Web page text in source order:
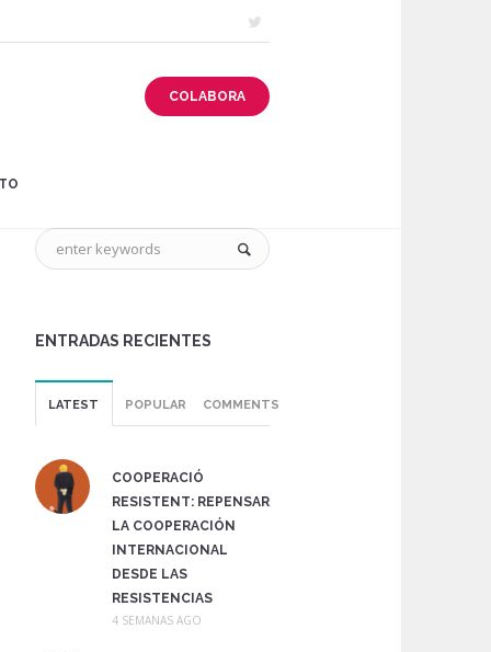
COLABORA
ENTRADAS RECIENTES
LATEST POPULAR COMMENTS
COOPERACIÓ
RESISTENT: REPENSAR
LA COOPERACIÓN
INTERNACIONAL
DESDE LAS
RESISTENCIAS
4 SEMANAS AGO